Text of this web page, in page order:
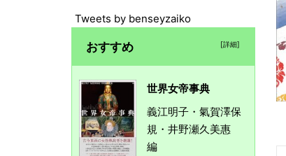
Tweets by benseyzaiko
おすすめ [詳細]
世界女帝事典
義江明子・氣賀澤保
規・井野瀬久美惠
編